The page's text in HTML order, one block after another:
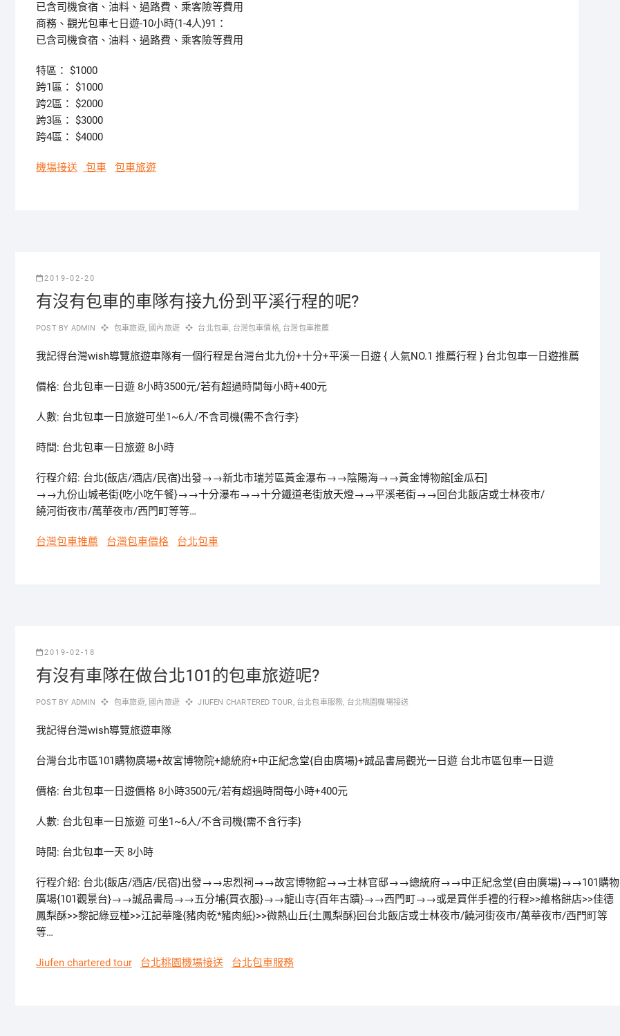
已含司機食宿、油料、過路費、乘客險等費用
商務、觀光包車七日遊-10小時(1-4人)91：
已含司機食宿、油料、過路費、乘客險等費用
特區： $1000
跨1區： $1000
跨2區： $2000
跨3區： $3000
跨4區： $4000
機場接送 包車 包車旅遊
2019-02-20
有沒有包車的車隊有接九份到平溪行程的呢?
POST BY ADMIN 包車旅遊, 國內旅遊 台北包車, 台灣包車價格, 台灣包車推薦
我記得台灣wish導覽旅遊車隊有一個行程是台灣台北九份+十分+平溪一日遊 { 人氣NO.1 推薦行程 } 台北包車一日遊推薦
價格: 台北包車一日遊 8小時3500元/若有超過時間每小時+400元
人數: 台北包車一日旅遊可坐1~6人/不含司機{需不含行李}
時間: 台北包車一日旅遊 8小時
行程介紹: 台北{飯店/酒店/民宿}出發→→新北市瑞芳區黃金瀑布→→陰陽海→→黃金博物館[金瓜石]
→→九份山城老街{吃小吃午餐}→→十分瀑布→→十分鐵道老街放天燈→→平溪老街→→回台北飯店或士林夜市/
饒河街夜市/萬華夜市/西門町等等…
台灣包車推薦 台灣包車價格 台北包車
2019-02-18
有沒有車隊在做台北101的包車旅遊呢?
POST BY ADMIN 包車旅遊, 國內旅遊 JIUFEN CHARTERED TOUR, 台北包車服務, 台北桃園機場接送
我記得台灣wish導覽旅遊車隊
台灣台北市區101購物廣場+故宮博物院+總統府+中正紀念堂{自由廣場}+誠品書局觀光一日遊 台北市區包車一日遊
價格: 台北包車一日遊價格 8小時3500元/若有超過時間每小時+400元
人數: 台北包車一日旅遊 可坐1~6人/不含司機{需不含行李}
時間: 台北包車一天 8小時
行程介紹: 台北{飯店/酒店/民宿}出發→→忠烈祠→→故宮博物館→→士林官邸→→總統府→→中正紀念堂{自由廣場}→→101購物
廣場{101觀景台}→→誠品書局→→五分埔{買衣服}→→龍山寺{百年古蹟}→→西門町→→或是買伴手禮的行程>>維格餅店>>佳德
鳳梨酥>>黎記綠豆椪>>江記華隆{豬肉乾*豬肉紙}>>微熱山丘{土鳳梨酥}回台北飯店或士林夜市/饒河街夜市/萬華夜市/西門町等
等…
Jiufen chartered tour 台北桃園機場接送 台北包車服務